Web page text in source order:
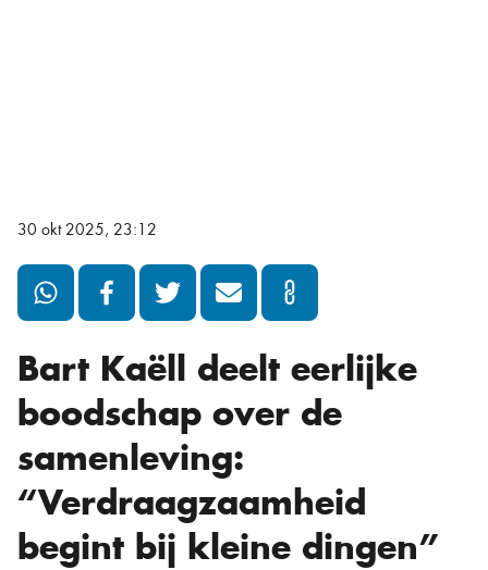
30 okt 2025, 23:12
Bart Kaëll deelt eerlijke
boodschap over de
samenleving:
“Verdraagzaamheid
begint bij kleine dingen”